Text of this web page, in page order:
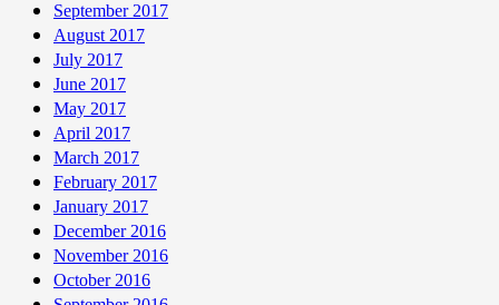
September 2017
August 2017
July 2017
June 2017
May 2017
April 2017
March 2017
February 2017
January 2017
December 2016
November 2016
October 2016